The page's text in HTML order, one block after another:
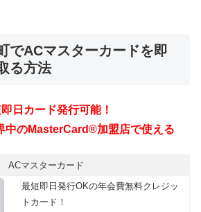
でACマスターカードを即
る方法
ACマスターカード
最短即日発行OKの年会費無料クレジッ
トカード！